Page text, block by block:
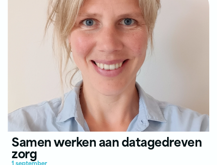
Samen werken aan datagedreven
zorg
1 september